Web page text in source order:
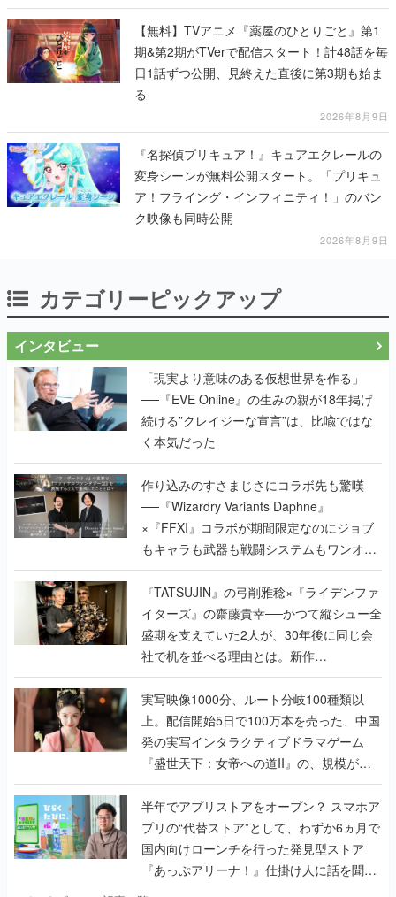
【無料】TVアニメ『薬屋のひとりごと』第1
期&第2期がTVerで配信スタート！計48話を毎
日1話ずつ公開、見終えた直後に第3期も始ま
る
2026年8月9日
『名探偵プリキュア！』キュアエクレールの
変身シーンが無料公開スタート。「プリキュ
ア！フライング・インフィニティ！」のバン
ク映像も同時公開
2026年8月9日
カテゴリーピックアップ
インタビュー
「現実より意味のある仮想世界を作る」
──『EVE Online』の生みの親が18年掲げ
続ける”クレイジーな宣言”は、比喩ではな
く本気だった
作り込みのすさまじさにコラボ先も驚嘆
──『Wizardry Variants Daphne』
×『FFXI』コラボが期間限定なのにジョブ
もキャラも武器も戦闘システムもワンオフ
で作り込まれた理由を両ディレクターに聞
く
『TATSUJIN』の弓削雅稔×『ライデンファ
イターズ』の齋藤貴幸──かつて縦シュー全
盛期を支えていた2人が、30年後に同じ会
社で机を並べる理由とは。新作
『TATSUJIN EXTREME』で初タッグを組
んだレジェンド2人に訊く開発秘話
実写映像1000分、ルート分岐100種類以
上。配信開始5日で100万本を売った、中国
発の実写インタラクティブドラマゲーム
『盛世天下：女帝への道II』の、規模が違
うこだわりをプロデューサーに聞いた
半年でアプリストアをオープン？ スマホア
プリの“代替ストア”として、わずか6ヵ月で
国内向けローンチを行った発見型ストア
『あっぷアリーナ！』仕掛け人に話を聞い